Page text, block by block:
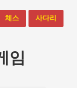
체스 사다리
임